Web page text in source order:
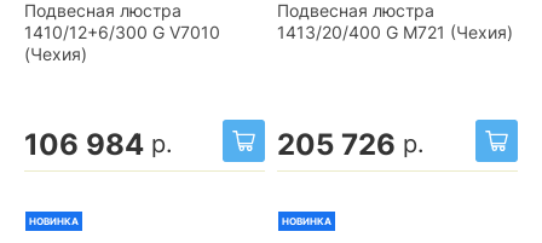
Подвесная люстра
1410/12+6/300 G V7010
(Чехия)
106 984 р.
Подвесная люстра
1413/20/400 G M721 (Чехия)
205 726 р.
НОВИНКА НОВИНКА